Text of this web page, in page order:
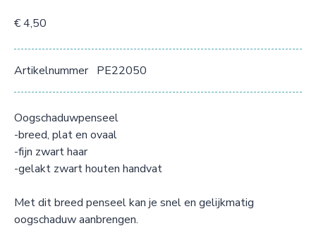
€ 4,50
Artikelnummer PE22050
Oogschaduwpenseel
-breed, plat en ovaal
-fijn zwart haar
-gelakt zwart houten handvat
Met dit breed penseel kan je snel en gelijkmatig
oogschaduw aanbrengen.